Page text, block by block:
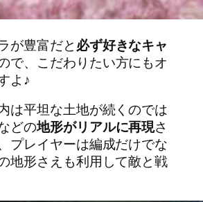
が豊富だと必ず好きなキャ
で、こだわりたい方にもオ
よ♪
は平坦な土地が続くのでは
どの地形がリアルに再現さ
プレイヤーは編成だけでな
地形さえも利用して敵と戦